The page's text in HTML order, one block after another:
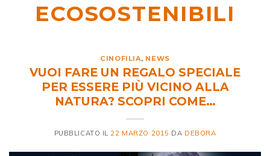
ECOSOSTENIBILI
CINOFILIA, NEWS
VUOI FARE UN REGALO SPECIALE
PER ESSERE PIÙ VICINO ALLA
NATURA? SCOPRI COME…
PUBBLICATO IL 22 MARZO 2015 DA DEBORA